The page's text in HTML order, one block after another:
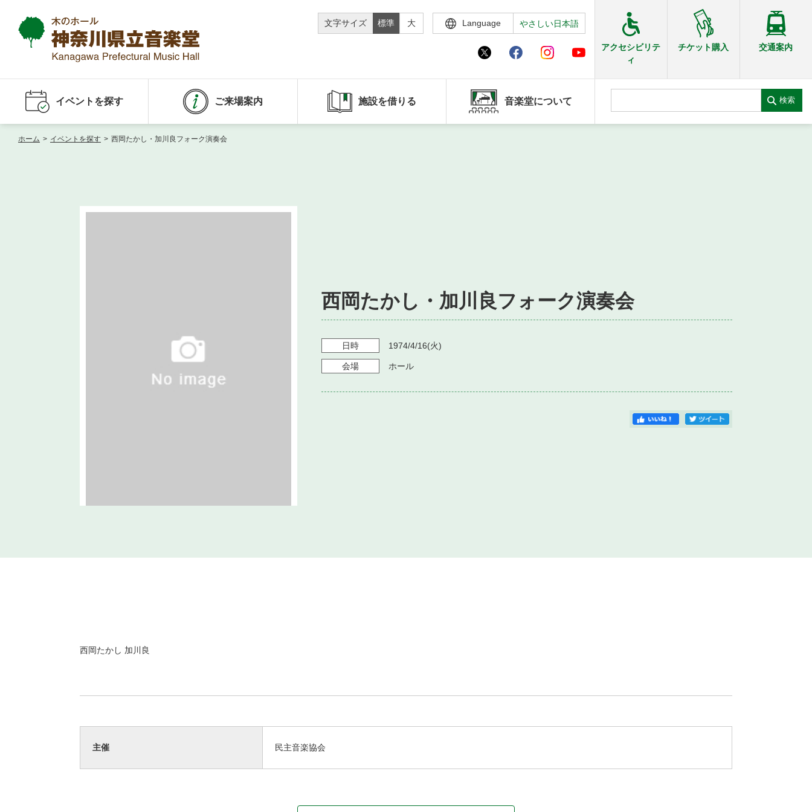
文字サイズ 標準 大 Language やさしい日本語
アクセシビリテ
ィ
チケット購入 交通案内
イベントを探す ご来場案内 施設を借りる 音楽堂について 検索
ホーム > イベントを探す > 西岡たかし・加川良フォーク演奏会
西岡たかし・加川良フォーク演奏会
日時 1974/4/16(火)
会場 ホール
西岡たかし 加川良
主催 民主音楽協会